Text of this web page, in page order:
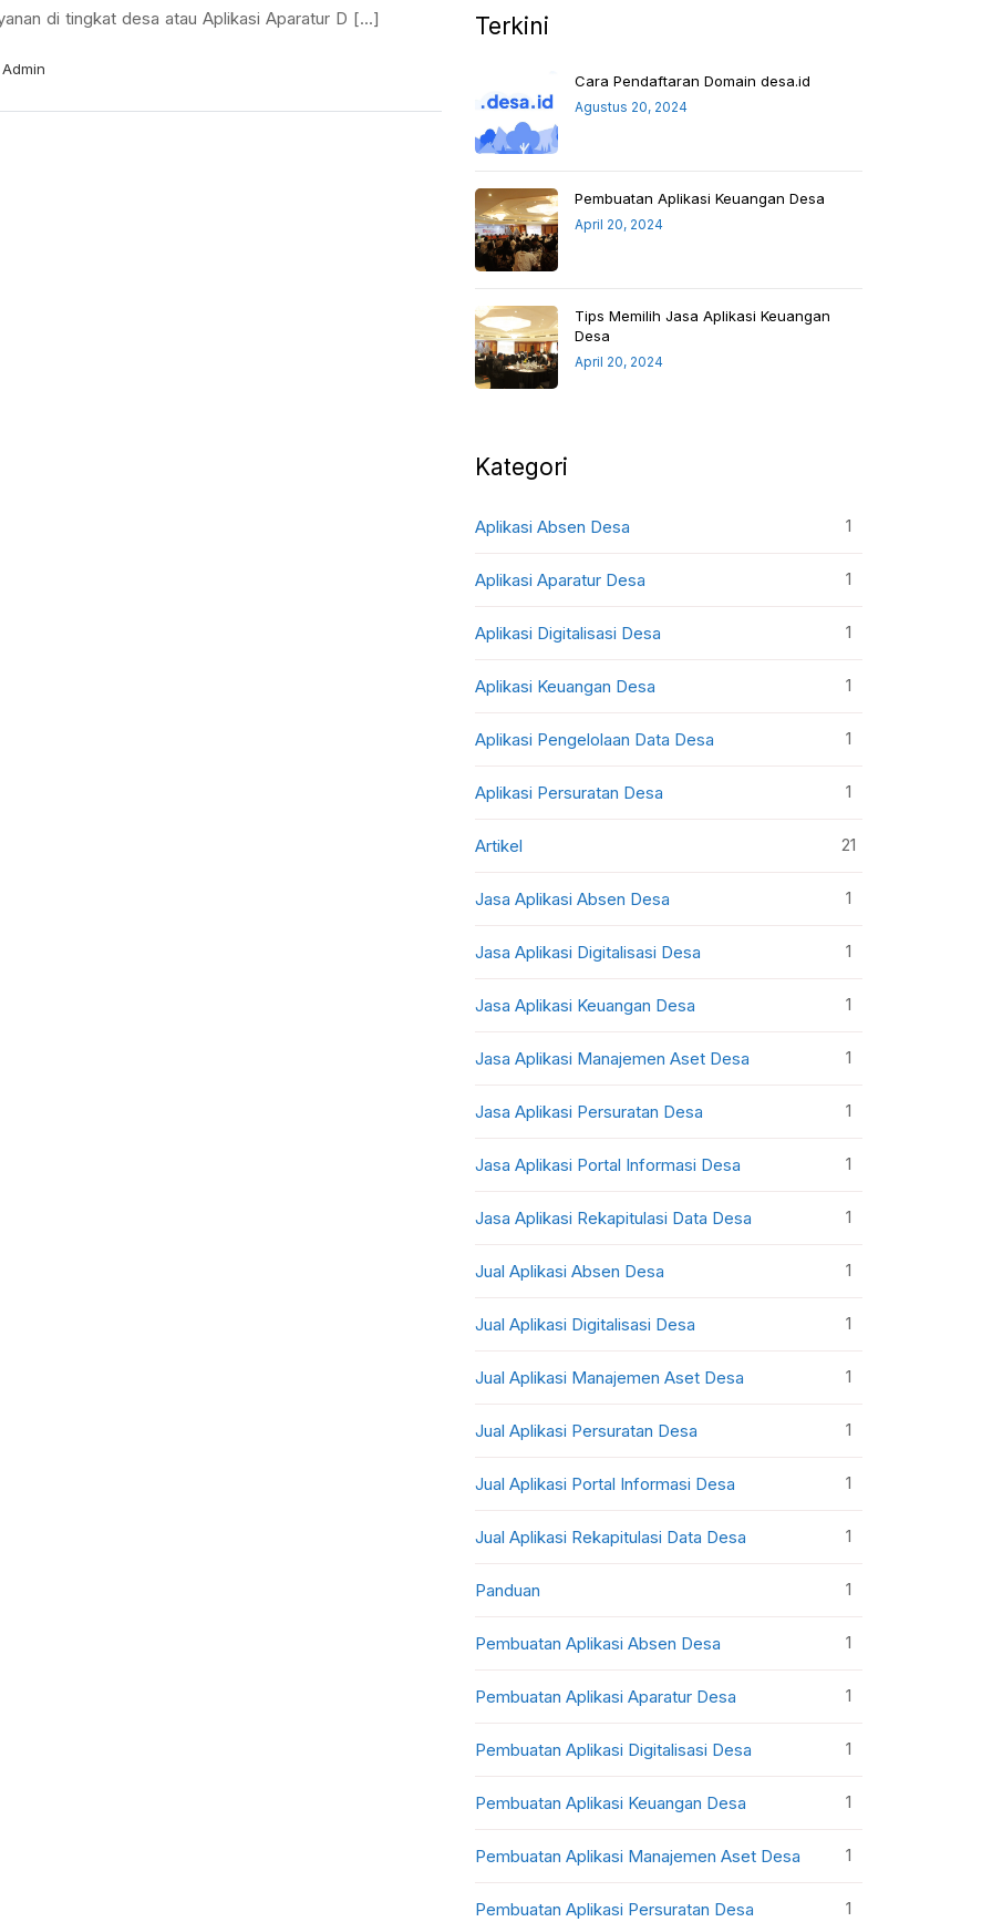
di tingkat desa atau Aplikasi Aparatur D [...]
Admin
Terkini
Cara Pendaftaran Domain desa.id
Agustus 20, 2024
Pembuatan Aplikasi Keuangan Desa
April 20, 2024
Tips Memilih Jasa Aplikasi Keuangan
Desa
April 20, 2024
Kategori
Aplikasi Absen Desa 1
Aplikasi Aparatur Desa 1
Aplikasi Digitalisasi Desa 1
Aplikasi Keuangan Desa 1
Aplikasi Pengelolaan Data Desa 1
Aplikasi Persuratan Desa 1
Artikel 21
Jasa Aplikasi Absen Desa 1
Jasa Aplikasi Digitalisasi Desa 1
Jasa Aplikasi Keuangan Desa 1
Jasa Aplikasi Manajemen Aset Desa 1
Jasa Aplikasi Persuratan Desa 1
Jasa Aplikasi Portal Informasi Desa 1
Jasa Aplikasi Rekapitulasi Data Desa 1
Jual Aplikasi Absen Desa 1
Jual Aplikasi Digitalisasi Desa 1
Jual Aplikasi Manajemen Aset Desa 1
Jual Aplikasi Persuratan Desa 1
Jual Aplikasi Portal Informasi Desa 1
Jual Aplikasi Rekapitulasi Data Desa 1
Panduan 1
Pembuatan Aplikasi Absen Desa 1
Pembuatan Aplikasi Aparatur Desa 1
Pembuatan Aplikasi Digitalisasi Desa 1
Pembuatan Aplikasi Keuangan Desa 1
Pembuatan Aplikasi Manajemen Aset Desa 1
Pembuatan Aplikasi Persuratan Desa 1